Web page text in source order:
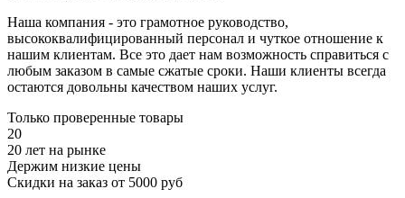
Наша компания - это грамотное руководство,
высококвалифицированный персонал и чуткое отношение к
нашим клиентам. Все это дает нам возможность справиться с
любым заказом в самые сжатые сроки. Наши клиенты всегда
остаются довольны качеством наших услуг.
Только проверенные товары
20
20 лет на рынке
Держим низкие цены
Скидки на заказ от 5000 руб